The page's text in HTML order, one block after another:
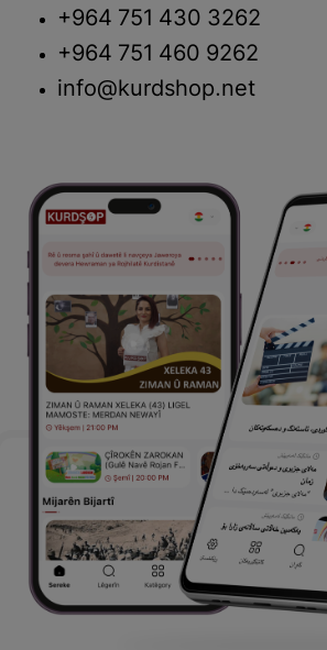
+964 751 430 3262
+964 751 460 9262
info@kurdshop.net